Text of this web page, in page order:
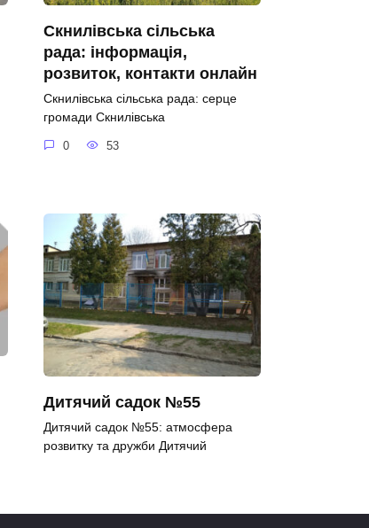
Скнилівська сільська
рада: інформація,
розвиток, контакти онлайн
Скнилівська сільська рада: серце
громади Скнилівська
0 53
Дитячий садок №55
Дитячий садок №55: атмосфера
розвитку та дружби Дитячий